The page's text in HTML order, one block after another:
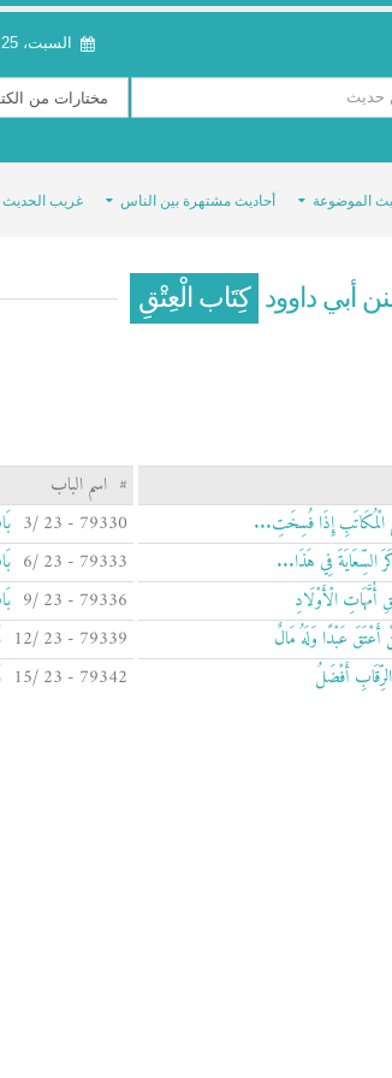
السبت، 25 صفر 1448 هـ
الموضوعة أحاديث مشتهرة بين الناس غريب الحديث
أبي داوود كِتَاب الْعِتْقِ
# اسم الباب
الْمُكَاتَبِ إِذَا فُسِخَتِ... 79330 - 23 /3
السِّعَايَةَ فِي هَذَا... 79333 - 23 /6
الْأَوْلَادِ 79336 - 23 /9
عَبْدًا وَلَهُ مَالٌ 79339 - 23 /12
أَفْضَلُ 79342 - 23 /15